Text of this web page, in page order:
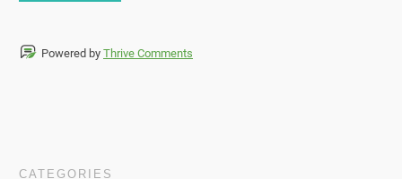
Powered by Thrive Comments
CATEGORIES